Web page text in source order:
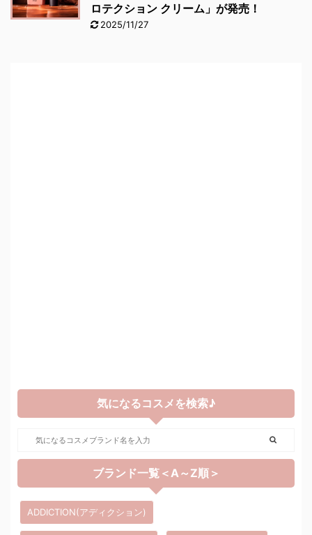
ロテクション クリーム」が発売！
2025/11/27
気になるコスメを検索♪
ブランド一覧＜A～Z順＞
ADDICTION(アディクション)